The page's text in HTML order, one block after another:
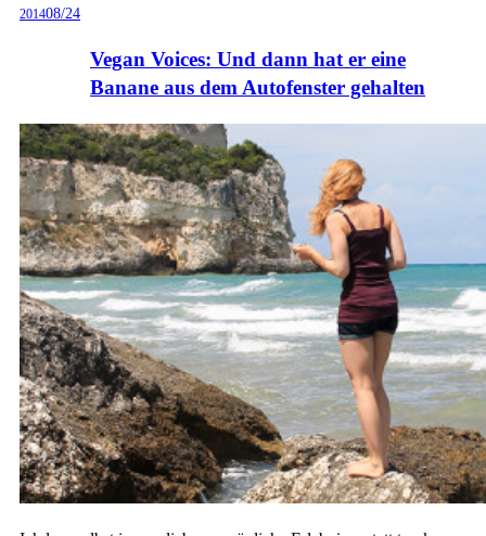
201408/24
Vegan Voices: Und dann hat er eine
Banane aus dem Autofenster gehalten